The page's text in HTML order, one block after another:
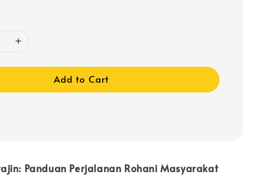
Add to Cart
Panduan Perjalanan Rohani Masyarakat